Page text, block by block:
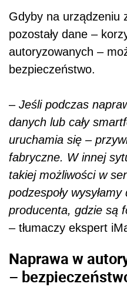
Gdyby na urządzeniu
pozostały dane –
autoryzowanych –
bezpieczeństwo.
– Jeśli podczas
danych lub cały
uruchamia się –
fabryczne. W innej
takiej możliwości w
podzespoły
producenta, gdzie są
– tłumaczy ekspert
Naprawa w
–